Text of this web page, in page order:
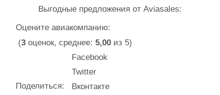
Выгодные предложения от Aviasales:
Оцените авиакомпанию:
(3 оценок, среднее: 5,00 из 5)
Поделиться:
Facebook
Twitter
Вконтакте